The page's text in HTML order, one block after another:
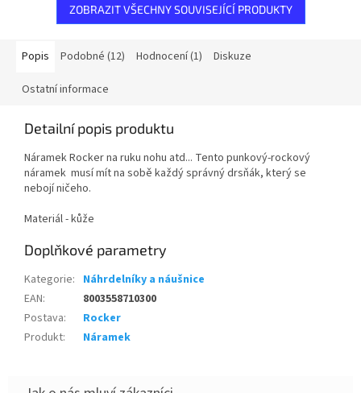
ZOBRAZIT VŠECHNY SOUVISEJÍCÍ PRODUKTY
Popis Podobné (12) Hodnocení (1) Diskuze
Ostatní informace
Detailní popis produktu
Náramek Rocker na ruku nohu atd... Tento punkový-rockový
náramek musí mít na sobě každý správný drsňák, který se
nebojí ničeho.
Materiál - kůže
Doplňkové parametry
Kategorie: Náhrdelníky a náušnice
EAN:
8003558710300
Postava:
Rocker
Produkt: Náramek